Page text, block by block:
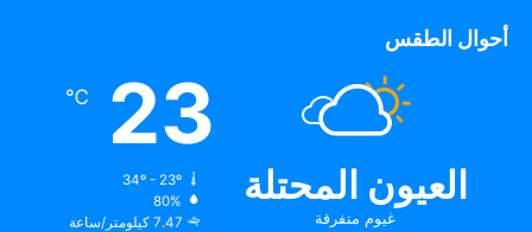
أحوال الطقس
العيون المحتلة
غيوم متفرقة
23
℃
34º - 23º
80%
7.47 كيلومتر/ساعة